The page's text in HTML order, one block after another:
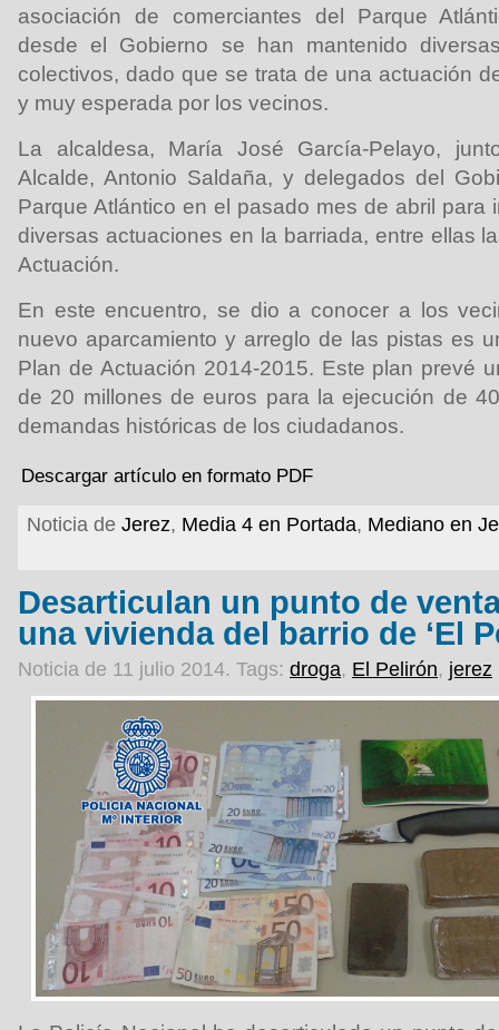
asociación de comerciantes del Parque
desde el Gobierno se han mantenido
colectivos, dado que se trata de una actuación
y muy esperada por los vecinos.
La alcaldesa, María José García-Pelayo,
Alcalde, Antonio Saldaña, y delegados del
Parque Atlántico en el pasado mes de abril para
diversas actuaciones en la barriada, entre ellas
Actuación.
En este encuentro, se dio a conocer a los
nuevo aparcamiento y arreglo de las pistas es
Plan de Actuación 2014-2015. Este plan prevé
de 20 millones de euros para la ejecución de
demandas históricas de los ciudadanos.
Descargar artículo en formato PDF
Noticia de Jerez, Media 4 en Portada, Mediano en
Desarticulan un punto de
una vivienda del barrio de ‘El
Noticia de 11 julio 2014. Tags: droga, El Pelirón, jerez